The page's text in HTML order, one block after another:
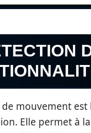
mouvement est
Elle permet à